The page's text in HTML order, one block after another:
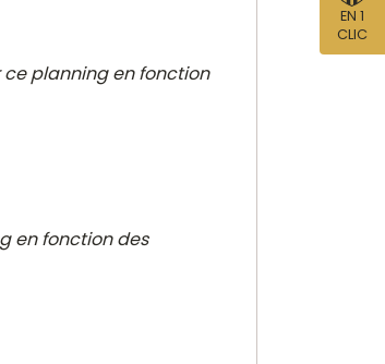
ce planning en fonction
en fonction des
EN 1
CLIC